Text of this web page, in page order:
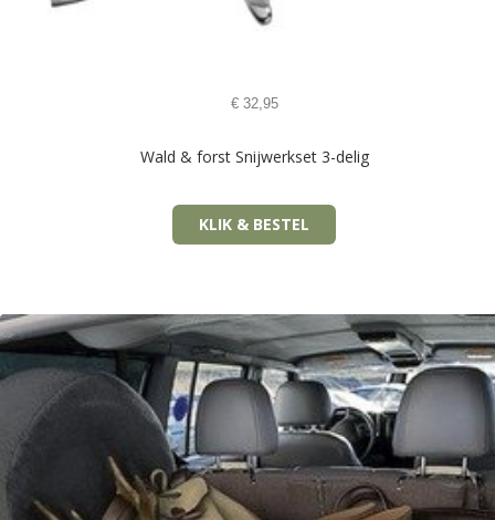
€32,95
Wald & forst Snijwerkset 3-delig
KLIK & BESTEL